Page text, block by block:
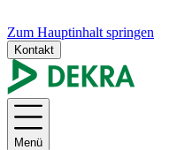
Zum Hauptinhalt springen
Kontakt
Menü